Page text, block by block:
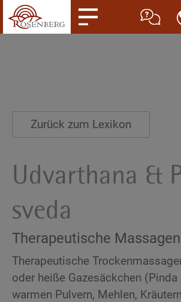
Zurück zum Lexikon
Udvarthana &
sveda
Therapeutische Massagen
Therapeutische
oder heiße Gazesäckchen
warmen Pulvern, Mehlen,